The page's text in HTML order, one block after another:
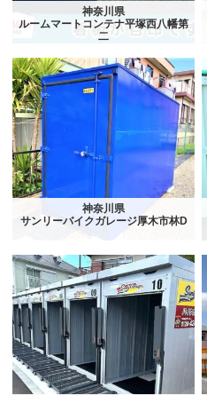
神奈川県
ルームマートコンテナ平塚西八幡第
二
神奈川県
サンリーバイクガレージ厚木市林D